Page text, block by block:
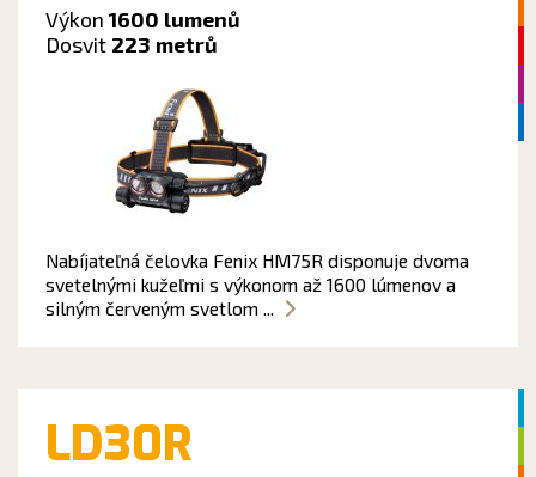
Výkon 1600 lumenů
Dosvit 223 metrů
Nabíjateľná čelovka Fenix HM75R disponuje dvoma
svetelnými kužeľmi s výkonom až 1600 lúmenov a
silným červeným svetlom ...
LD30R